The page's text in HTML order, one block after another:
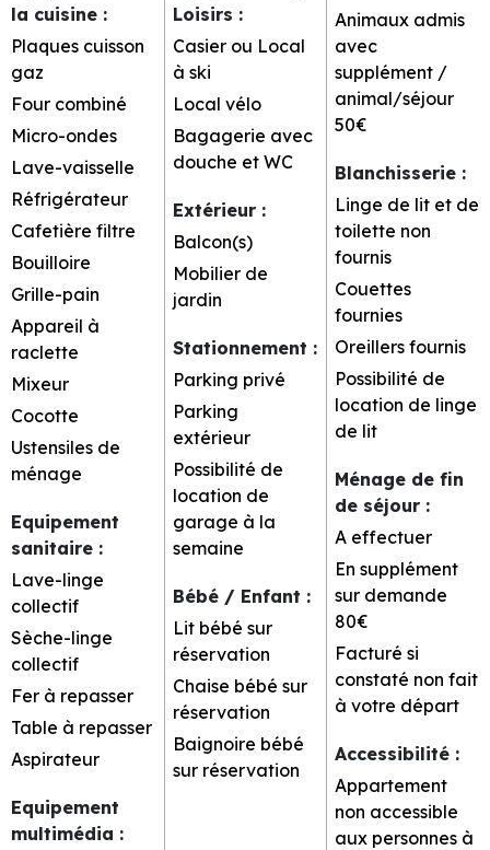
la cuisine :
Plaques cuisson
gaz
Four combiné
Micro-ondes
Lave-vaisselle
Réfrigérateur
Cafetière filtre
Bouilloire
Grille-pain
Appareil à
raclette
Mixeur
Cocotte
Ustensiles de
ménage
Equipement
sanitaire :
Lave-linge
collectif
Sèche-linge
collectif
Fer à repasser
Table à repasser
Aspirateur
Equipement
multimédia :
Loisirs :
Casier ou Local
à ski
Local vélo
Bagagerie avec
douche et WC
Extérieur :
Balcon(s)
Mobilier de
jardin
Stationnement :
Parking privé
Parking
extérieur
Possibilité de
location de
garage à la
semaine
Bébé / Enfant :
Lit bébé sur
réservation
Chaise bébé sur
réservation
Baignoire bébé
sur réservation
Animaux admis
avec
supplément /
animal/séjour
50€
Blanchisserie :
Linge de lit et de
toilette non
fournis
Couettes
fournies
Oreillers fournis
Possibilité de
location de linge
de lit
Ménage de fin
de séjour :
A effectuer
En supplément
sur demande
80€
Facturé si
constaté non fait
à votre départ
Accessibilité :
Appartement
non accessible
aux personnes à